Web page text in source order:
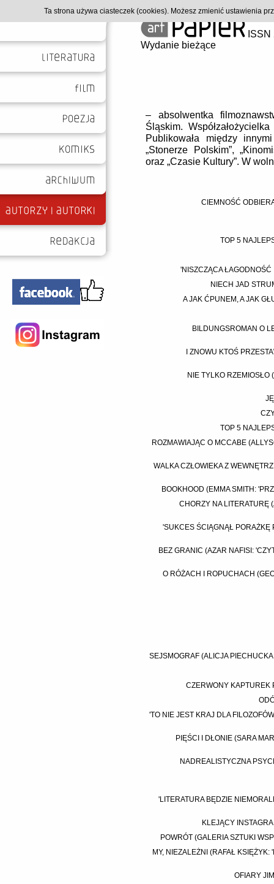
Wydanie bieżące
– absolwentka
Śląskim.
Publikowała między
„Stonerze Polskim”,
oraz „Czasie Kultury”. W
CIEMNOŚĆ
TOP 5
'NISZCZĄCA
NIECH JAD
A JAK ĆPUNEM, A JAK
BILDUNGSROMAN O
I ZNOWU KTOŚ
NIE TYLKO RZEMIOSŁO
TOP 5
ROZMAWIAJĄC O MCCABE
WALKA CZŁOWIEKA Z
BOOKHOOD (EMMA SMITH:
CHORZY NA LITERATURĘ
'SUKCES ŚCIĄGNĄŁ PORAŻKĘ
BEZ GRANIC (AZAR NAFISI:
O RÓŻACH I ROPUCHACH
SEJSMOGRAF (ALICJA
CZERWONY KAPTUREK
'TO NIE JEST KRAJ DLA
PIĘŚCI I DŁONIE (SARA
NADREALISTYCZNA
'LITERATURA BĘDZIE
KLEJĄCY
POWRÓT (GALERIA SZTUKI
MY, NIEZALEŻNI (RAFAŁ
OFIARY
Ta strona używa ciasteczek (cookies). Możesz zmienić ustawienia